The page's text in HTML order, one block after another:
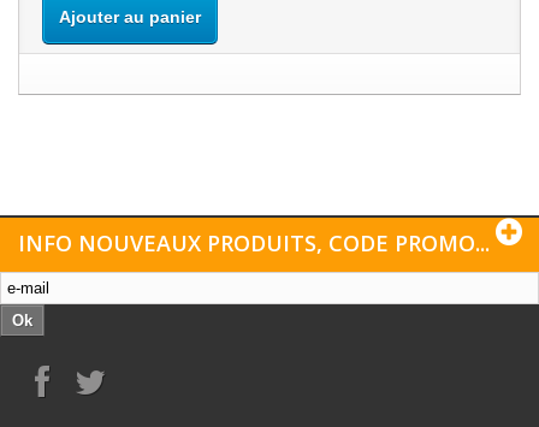
Ajouter au panier
INFO NOUVEAUX PRODUITS, CODE PROMO...
Ok